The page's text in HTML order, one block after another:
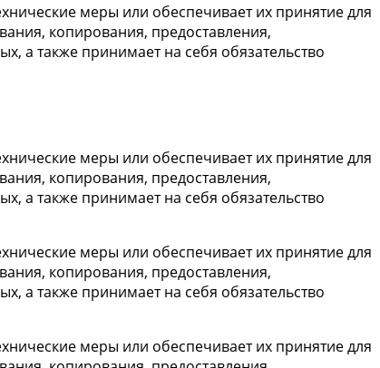
меры или обеспечивает их принятие для
копирования, предоставления,
а также принимает на себя обязательство
меры или обеспечивает их принятие для
копирования, предоставления,
а также принимает на себя обязательство
меры или обеспечивает их принятие для
копирования, предоставления,
а также принимает на себя обязательство
меры или обеспечивает их принятие для